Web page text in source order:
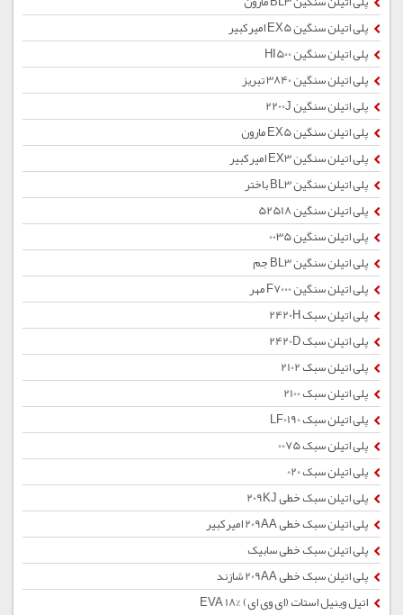
پلی اتیلن سنگین EX5 امیركبیر
پلی اتیلن سنگین HI500
پلی اتیلن سنگین 3840 تبریز
پلی اتیلن سنگین 2200J
پلی اتیلن سنگین EX5 مارون
پلی اتیلن سنگین EX3 امیرکبیر
پلی اتیلن سنگین BL3 باختر
پلی اتیلن سنگین 52518
پلی اتیلن سنگین 0035
پلی اتیلن سنگین BL3 جم
پلی اتیلن سنگین F7000 مهر
پلی اتیلن سبک 2420H
پلی اتیلن سبک 2420D
پلی اتیلن سبک 2102
پلی اتیلن سبک 2100
پلی اتیلن سبک LF0190
پلی اتیلن سبک 0075
پلی اتیلن سبک 020
پلی اتیلن سبک خطی 209KJ
پلی اتیلن سبک خطی 209AA امیرکبیر
پلی اتیلن سبک خطی سابیک
پلی اتیلن سبک خطی 209AA شازند
اتیل وینیل استات (ای وی ای) %EVA 18